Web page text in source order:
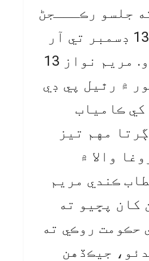
جلسو رڪـــجڻ
وارو ناهي، 13 ڊسمبر تي آر
يا پار ٿيندو. مريم نواز 13
۾ رٿيل پي ڊي
کي ڪامياب
مهم تيز
والا ۾
ڪندي مريم
کان پڇيو ته
حڪومت روڪي ته
جيڪڏهن